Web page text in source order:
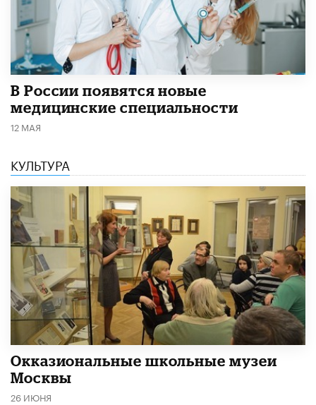
В России появятся новые
медицинские специальности
12 МАЯ
КУЛЬТУРА
​Окказиональные школьные музеи
Москвы
26 ИЮНЯ